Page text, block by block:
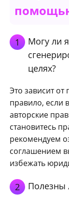
1
Могу ли
целях?
Это зависит от
правило, если
авторские
становитесь
рекомендуем
соглашением
избежать
2
Полезны